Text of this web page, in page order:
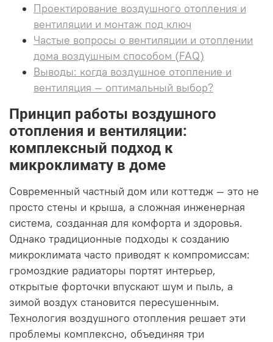
Проектирование воздушного отопления и
вентиляции и монтаж под ключ
Частые вопросы о вентиляции и отоплении
дома воздушным способом (FAQ)
Выводы: когда воздушное отопление и
вентиляция — оптимальный выбор?
Принцип работы воздушного
отопления и вентиляции:
комплексный подход к
микроклимату в доме
Современный частный дом или коттедж — это не
просто стены и крыша, а сложная инженерная
система, созданная для комфорта и здоровья.
Однако традиционные подходы к созданию
микроклимата часто приводят к компромиссам:
громоздкие радиаторы портят интерьер,
открытые форточки впускают шум и пыль, а
зимой воздух становится пересушенным.
Технология воздушного отопления решает эти
проблемы комплексно, объединяя три